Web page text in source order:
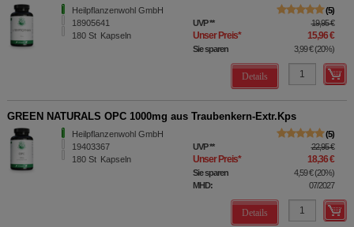
Heilpflanzenwohl GmbH
18905641
180 St Kapseln
5
UVP** 19,95 €
Unser Preis* 15,96 €
Sie sparen 3,99 €(20%)
Details
GREEN NATURALS OPC 1000mg aus Traubenkern-Extr.Kps
Heilpflanzenwohl GmbH
19403367
180 St Kapseln
5
UVP** 22,95 €
Unser Preis* 18,36 €
Sie sparen 4,59 €(20%)
MHD:
07/2027
Details